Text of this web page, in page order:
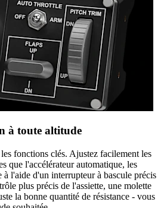
à toute altitude
fonctions clés. Ajustez facilement les
que l'accélérateur automatique, les
à l'aide d'un interrupteur à bascule précis
plus précis de l'assiette, une molette
la bonne quantité de résistance - vous